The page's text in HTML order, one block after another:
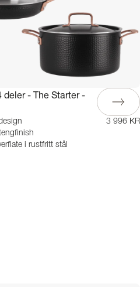
deler - The Starter -
i rustfritt stål
3 996 KR